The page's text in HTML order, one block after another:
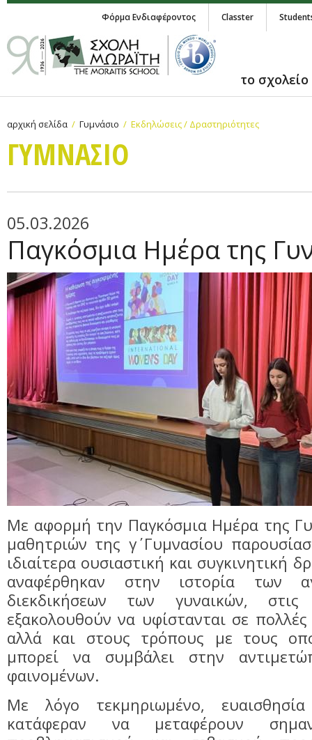
Φόρμα Ενδιαφέροντος Classter
το σχολείο
αρχική σελίδα Γυμνάσιο Εκδηλώσεις / Δραστηριότητες
ΓΥΜΝAΣΙΟ
05.03.2026
Παγκόσμια Ημέρα της
Με αφορμή την Παγκόσμια Ημέρα της
μαθητριών της γ΄ Γυμνασίου
ιδιαίτερα ουσιαστική και συγκινητική
αναφέρθηκαν στην ιστορία των
διεκδικήσεων των γυναικών, στις
εξακολουθούν να υφίστανται σε
αλλά και στους τρόπους με τους
μπορεί να συμβάλει στην
φαινομένων.
Με λόγο τεκμηριωμένο,
κατάφεραν να μεταφέρουν